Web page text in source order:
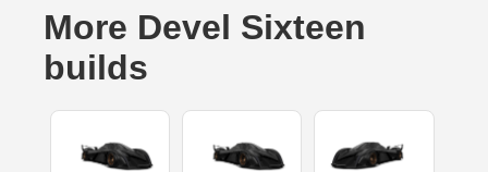
More Devel Sixteen
builds